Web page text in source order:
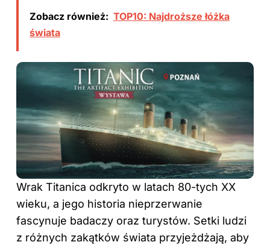
Zobacz również: TOP10: Najdroższe łóżka
świata
Wrak Titanica odkryto w latach 80-tych XX
wieku, a jego historia nieprzerwanie
fascynuje badaczy oraz turystów. Setki ludzi
z różnych zakątków świata przyjeżdżają, aby